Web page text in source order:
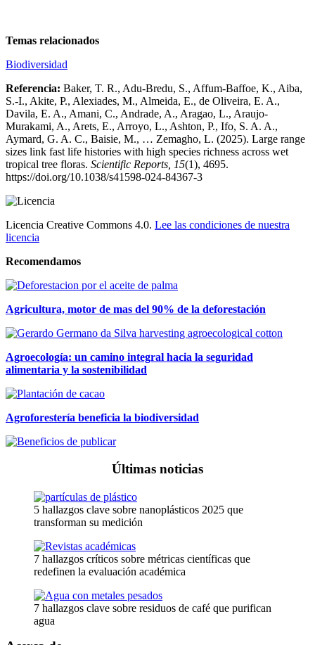
Temas relacionados
Biodiversidad
Referencia: Baker, T. R., Adu-Bredu, S., Affum-Baffoe, K., Aiba,
S.-I., Akite, P., Alexiades, M., Almeida, E., de Oliveira, E. A.,
Davila, E. A., Amani, C., Andrade, A., Aragao, L., Araujo-
Murakami, A., Arets, E., Arroyo, L., Ashton, P., Ifo, S. A. A.,
Aymard, G. A. C., Baisie, M., … Zemagho, L. (2025). Large range
sizes link fast life histories with high species richness across wet
tropical tree floras. Scientific Reports, 15(1), 4695.
https://doi.org/10.1038/s41598-024-84367-3
Licencia Creative Commons 4.0. Lee las condiciones de nuestra
licencia
Recomendamos
Agricultura, motor de mas del 90% de la deforestación
Agroecología: un camino integral hacia la seguridad
alimentaria y la sostenibilidad
Agroforestería beneficia la biodiversidad
Últimas noticias
5 hallazgos clave sobre nanoplásticos 2025 que
transforman su medición
7 hallazgos críticos sobre métricas científicas que
redefinen la evaluación académica
7 hallazgos clave sobre residuos de café que purifican
agua